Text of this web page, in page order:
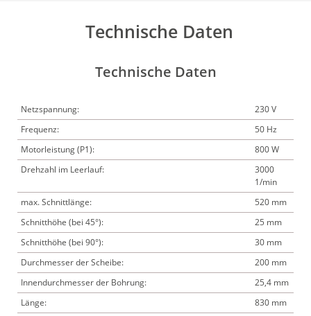
Technische Daten
Technische Daten
Netzspannung:
230 V
Frequenz:
50 Hz
Motorleistung (P1):
800 W
Drehzahl im Leerlauf:
3000
1/min
max. Schnittlänge:
520 mm
Schnitthöhe (bei 45°):
25 mm
Schnitthöhe (bei 90°):
30 mm
Durchmesser der Scheibe:
200 mm
Innendurchmesser der Bohrung:
25,4 mm
Länge:
830 mm